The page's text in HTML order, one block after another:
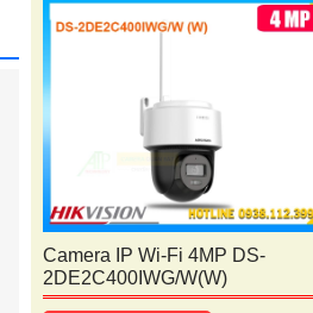
Camera IP Wi-Fi 4MP DS-
2DE2C400IWG/W(W)